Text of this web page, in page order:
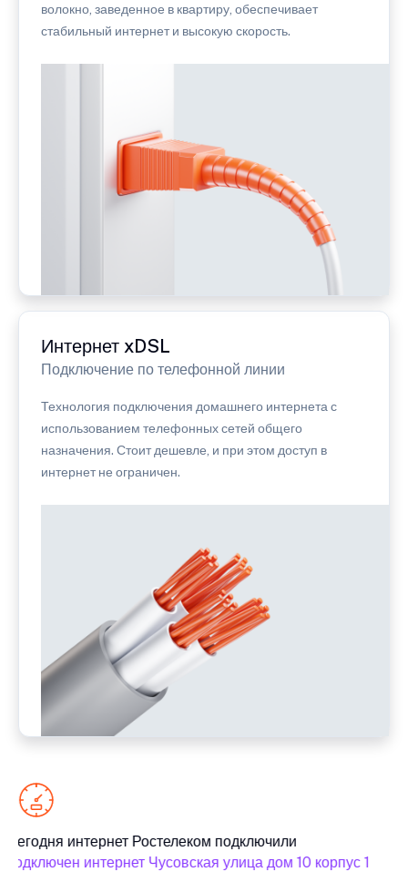
волокно, заведенное в квартиру, обеспечивает
стабильный интернет и высокую скорость.
Интернет xDSL
Подключение по телефонной линии
Технология подключения домашнего интернета с
использованием телефонных сетей общего
назначения. Стоит дешевле, и при этом доступ в
интернет не ограничен.
Сегодня интернет Ростелеком подключили
подключен интернет Чусовская улица дом 10 корпус 1